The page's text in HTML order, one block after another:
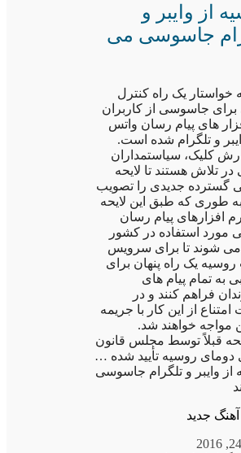
از وایبر و
جاسوسی می
خواستار یک راه کنترل
برای جاسوسی از کاربران
های پیام رسان واتس
و تلگرام شده است.
کلیک، سیاستمداران
تلاش هستند تا لایحه
گسترده جدیدی را تصویب
به طوری که طبق این لایحه
افزارهای پیام رسان
مورد استفاده در کشور
شوند تا برای سرویس
روسیه یک راه پنهان برای
به تمام پیام های
فراهم کنند و در
از این کار با جریمه
مواجه خواهند شد.
قبلاً توسط مجلس قانون
دومای روسیه تأیید شده …
از وایبر و تلگرام جاسوسی
آهنگ جدید